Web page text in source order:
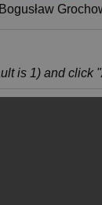
Bogusław
is 1) and click